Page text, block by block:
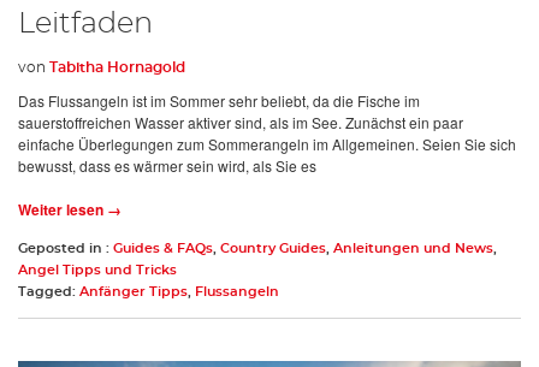
Leitfaden
von Tabitha Hornagold
Das Flussangeln ist im Sommer sehr beliebt, da die Fische im
sauerstoffreichen Wasser aktiver sind, als im See. Zunächst ein paar
einfache Überlegungen zum Sommerangeln im Allgemeinen. Seien Sie sich
bewusst, dass es wärmer sein wird, als Sie es
Weiter lesen →
Geposted in : Guides & FAQs Country Guides Anleitungen und News
Angel Tipps und Tricks
Tagged: Anfänger Tipps Flussangeln